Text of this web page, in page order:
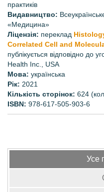
практиків
Видавництво:
«Медицина»
Ліцензія: переклад
Correlated Cell and
публікується відповідно до
Health Inc., USA
Мова: українська
Рік: 2021
Кількість сторінок: 624
ISBN: 978-617-505-903-6
Усе